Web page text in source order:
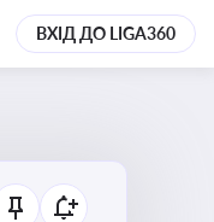
ВХІД ДО LIGA360